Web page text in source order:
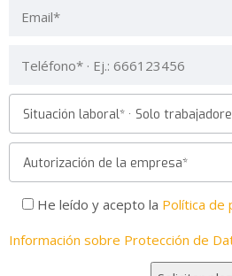
Situación laboral* · Solo
Autorización de la empresa*
He leído y acepto la Política de
Información sobre Protección de